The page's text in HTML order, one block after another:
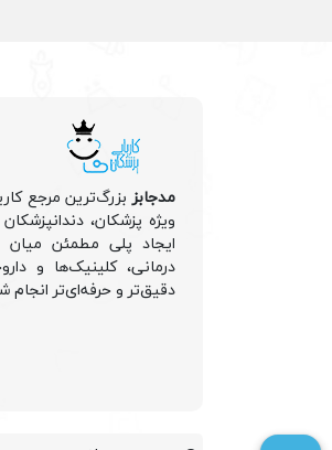
مدجابزبزرگ‌ترین مرجع
ویژه پزشکان،
ایجاد پلی مطمئن
درمانی، کلینیک‌ها و
دقیق‌تر و حرفه‌ای‌تر انجام